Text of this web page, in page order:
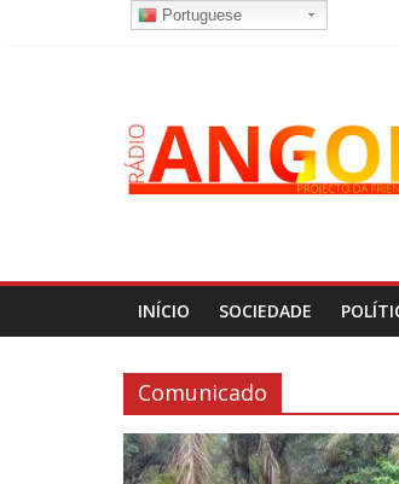
INÍCIO SOCIEDADE
Comunicado
Portuguese